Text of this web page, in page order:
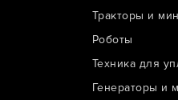
Тракторы и
Роботы
Техника для
Генераторы и